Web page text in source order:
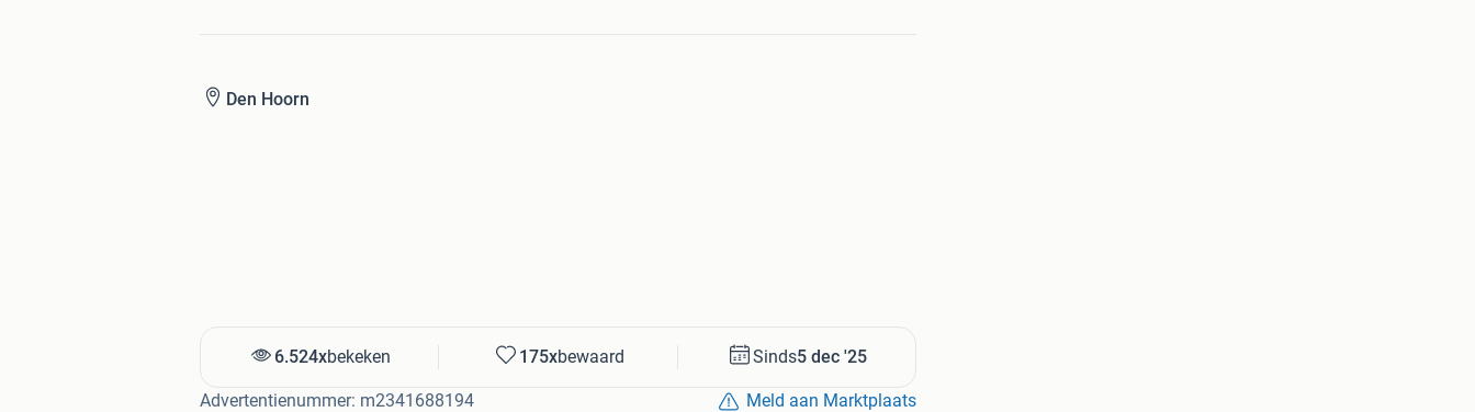
Den Hoorn
6.524xbekeken 175xbewaard Sinds5 dec '25
Advertentienummer: m2341688194 Meld aan Marktplaats